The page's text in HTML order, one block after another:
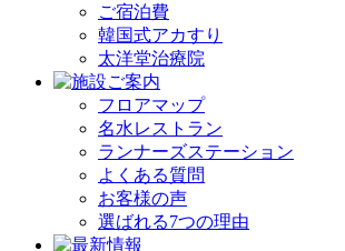
ご宿泊費
韓国式アカすり
太洋堂治療院
フロアマップ
名水レストラン
ランナーズステーション
よくある質問
お客様の声
選ばれる7つの理由